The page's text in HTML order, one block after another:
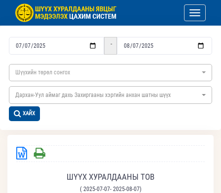
Toggle
-
Шүүхийн төрөл сонгох
Дархан-Уул аймаг дахь Захиргааны хэргийн анхан шатны шүүх
ХАЙХ
ШҮҮХ ХУРАЛДААНЫ ТОВ
( 2025-07-07- 2025-08-07)